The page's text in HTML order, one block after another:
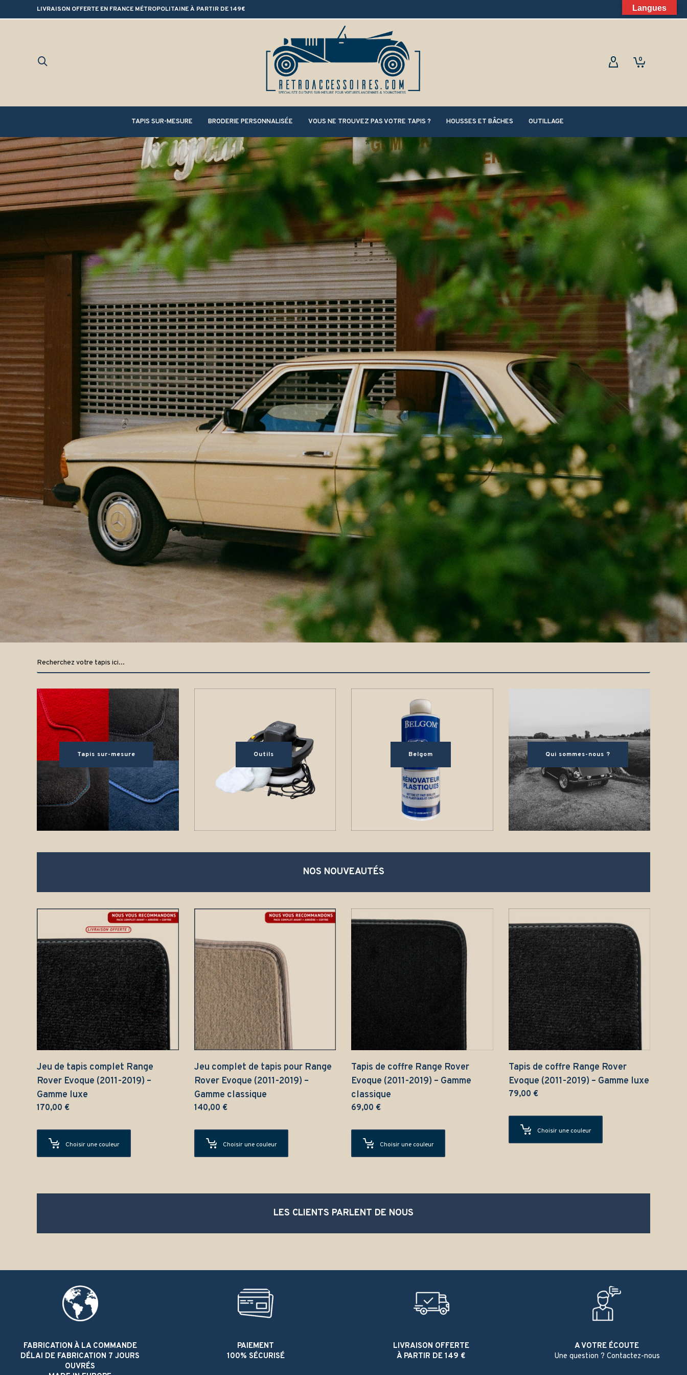
LIVRAISON OFFERTE EN FRANCE MÉTROPOLITAINE À PARTIR DE 149€
0
TAPIS SUR-MESURE BRODERIE PERSONNALISÉE VOUS NE TROUVEZ PAS VOTRE TAPIS ? HOUSSES ET BÂCHES OUTILLAGE
Tapis sur-mesure Outils Belgom Qui sommes-nous ?
NOS NOUVEAUTÉS
Jeu de tapis complet Range
Rover Evoque (2011-2019) –
Gamme luxe
170,00 €
Choisir une couleur
Jeu complet de tapis pour Range
Rover Evoque (2011-2019) –
Gamme classique
140,00 €
Choisir une couleur
Tapis de coffre Range Rover
Evoque (2011-2019) – Gamme
classique
69,00 €
Choisir une couleur
Tapis de coffre Range Rover
Evoque (2011-2019) – Gamme luxe
79,00 €
Choisir une couleur
LES CLIENTS PARLENT DE NOUS
FABRICATION À LA COMMANDE
DÉLAI DE FABRICATION 7 JOURS
OUVRÉS
PAIEMENT
100% SÉCURISÉ
LIVRAISON OFFERTE
À PARTIR DE 149 €
A VOTRE ÉCOUTE
Une question ? Contactez-nous
Langues